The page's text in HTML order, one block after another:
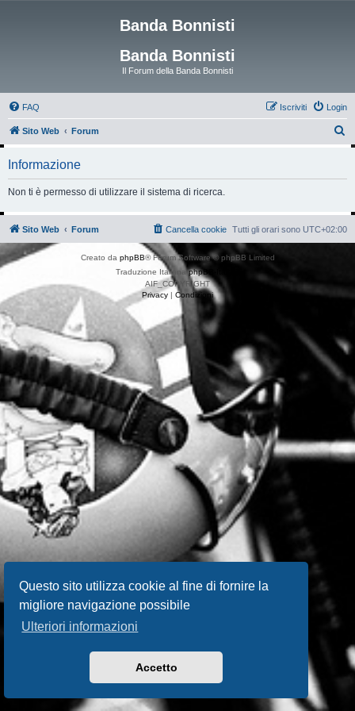
Questo sito utilizza cookie al fine di fornire la
migliore navigazione possibile
Ulteriori informazioni
Accetto
Banda Bonnisti
Banda Bonnisti
Il Forum della Banda Bonnisti
FAQ Login
Iscriviti
Sito Web Forum
Informazione
Non ti è permesso di utilizzare il sistema di ricerca.
Sito Web Forum Tutti gli orari sono UTC+02:00
Cancella cookie
Creato da phpBB® Forum Software © phpBB Limited
Traduzione ItalianaphpBB-Italia.it
AIF_COPYRIGHT
Privacy | Condizioni